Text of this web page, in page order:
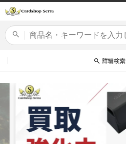
ンツに
詳細検索
商品コード
カードセット